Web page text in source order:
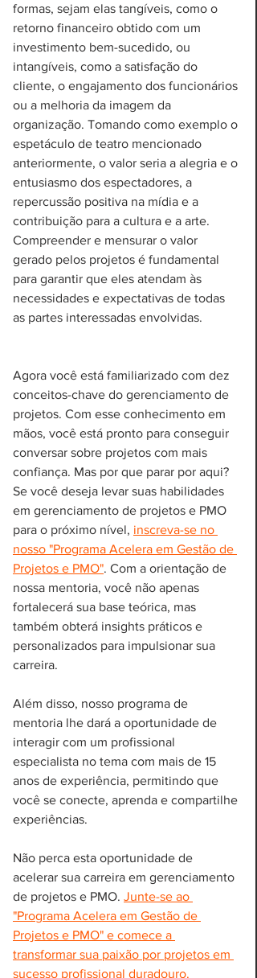
formas, sejam elas tangíveis, como o
retorno financeiro obtido com um
investimento bem-sucedido, ou
intangíveis, como a satisfação do
cliente, o engajamento dos funcionários
ou a melhoria da imagem da
organização. Tomando como exemplo o
espetáculo de teatro mencionado
anteriormente, o valor seria a alegria e o
entusiasmo dos espectadores, a
repercussão positiva na mídia e a
contribuição para a cultura e a arte.
Compreender e mensurar o valor
gerado pelos projetos é fundamental
para garantir que eles atendam às
necessidades e expectativas de todas
as partes interessadas envolvidas.
Agora você está familiarizado com dez
conceitos-chave do gerenciamento de
projetos. Com esse conhecimento em
mãos, você está pronto para conseguir
conversar sobre projetos com mais
confiança. Mas por que parar por aqui?
Se você deseja levar suas habilidades
em gerenciamento de projetos e PMO
para o próximo nível, inscreva-se no
nosso "Programa Acelera em Gestão de
Projetos e PMO". Com a orientação de
nossa mentoria, você não apenas
fortalecerá sua base teórica, mas
também obterá insights práticos e
personalizados para impulsionar sua
carreira.
Além disso, nosso programa de
mentoria lhe dará a oportunidade de
interagir com um profissional
especialista no tema com mais de 15
anos de experiência, permitindo que
você se conecte, aprenda e compartilhe
experiências.
Não perca esta oportunidade de
acelerar sua carreira em gerenciamento
de projetos e PMO. Junte-se ao
"Programa Acelera em Gestão de
Projetos e PMO" e comece a
transformar sua paixão por projetos em
sucesso profissional duradouro.